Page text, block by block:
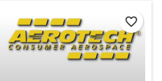
favorite_border